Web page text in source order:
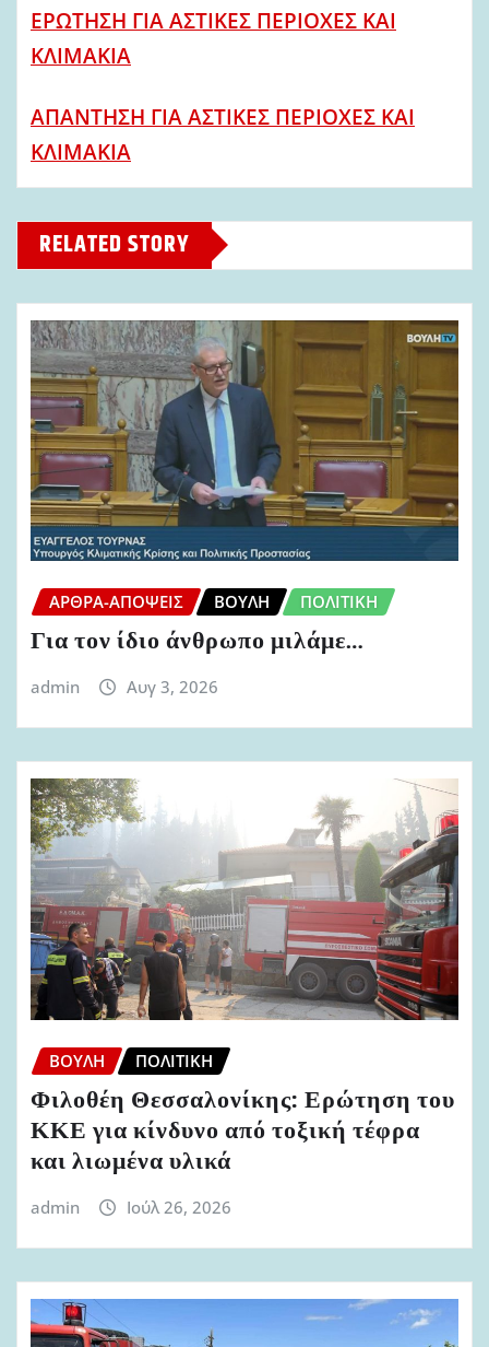
i
l
ΕΡΩΤΗΣΗ ΓΙΑ ΑΣΤΙΚΕΣ ΠΕΡΙΟΧΕΣ ΚΑΙ
ΚΛΙΜΑΚΙΑ
ΑΠΑΝΤΗΣΗ ΓΙΑ ΑΣΤΙΚΕΣ ΠΕΡΙΟΧΕΣ ΚΑΙ
ΚΛΙΜΑΚΙΑ
RELATED STORY
ΆΡΘΡΑ-ΑΠΌΨΕΙΣ ΒΟΥΛΉ ΠΟΛΙΤΙΚΉ
Για τον ίδιο άνθρωπο μιλάμε…
admin Αυγ 3, 2026
ΒΟΥΛΉ ΠΟΛΙΤΙΚΉ
Φιλοθέη Θεσσαλονίκης: Ερώτηση του
ΚΚΕ για κίνδυνο από τοξική τέφρα
και λιωμένα υλικά
admin Ιούλ 26, 2026